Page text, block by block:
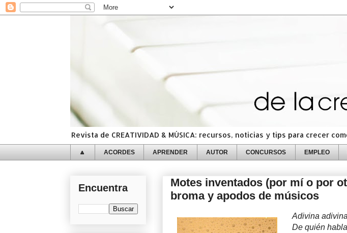
Revista de CREATIVIDAD & MÚSICA: recursos, noticias y tips para crecer
🔼 ACORDES APRENDER AUTOR CONCURSOS EMPLEO
Motes inventados (por mí o por
broma y apodos de músicos
Adivina
De quién
Encuentra